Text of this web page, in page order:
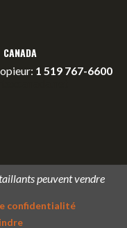
1 519 767-6600
peuvent vendre
confidentialité